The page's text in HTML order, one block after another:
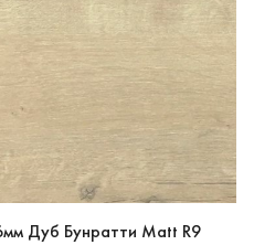
Дуб Бунратти Matt R9